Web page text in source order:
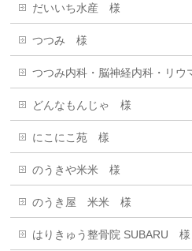
だいいち水産 様
つつみ 様
つつみ内科・脳神経内科・リ
どんなもんじゃ 様
にこにこ苑 樣
のうきや米米 様
のうき屋 米米 様
はりきゅう整骨院 SUBARU 様